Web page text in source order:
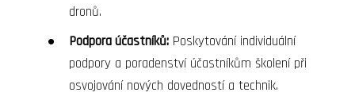
dronů.
Podpora účastníků: Poskytování individuální
podpory a poradenství účastníkům školení při
osvojování nových dovedností a technik.